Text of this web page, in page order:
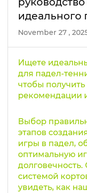
идеального
November 27 ,
Выбор
этапов
игры в падел,
оптимальную
системой
увидеть, как
Ищете
для падел-
чтобы
рекомендации